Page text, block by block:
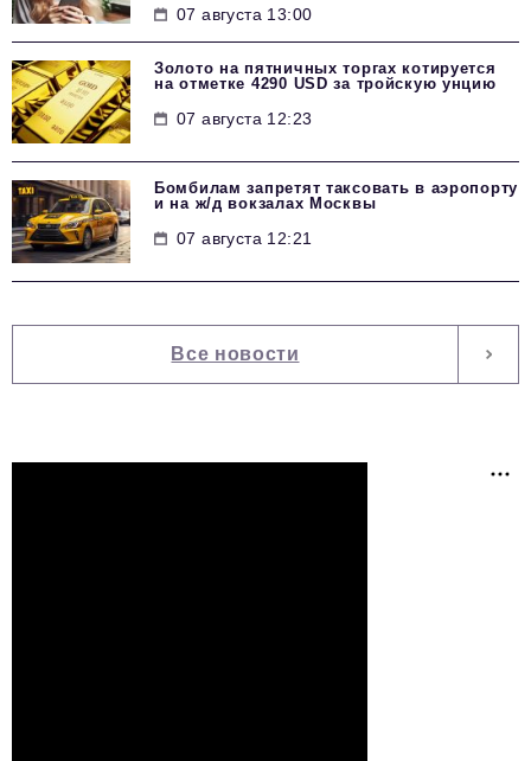
07 августа 13:00
Золото на пятничных торгах котируется
на отметке 4290 USD за тройскую унцию
07 августа 12:23
Бомбилам запретят таксовать в аэропорту
и на ж/д вокзалах Москвы
07 августа 12:21
Все новости